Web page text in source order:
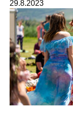
29.8.2023